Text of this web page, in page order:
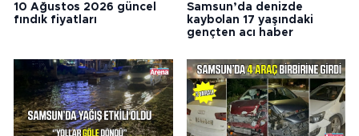
10 Ağustos 2026 güncel
fındık fiyatları
Samsun’da denizde
kaybolan 17 yaşındaki
gençten acı haber